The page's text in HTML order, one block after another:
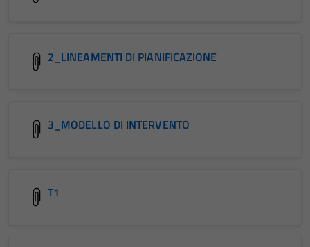
2_LINEAMENTI DI PIANIFICAZIONE
3_MODELLO DI INTERVENTO
T1